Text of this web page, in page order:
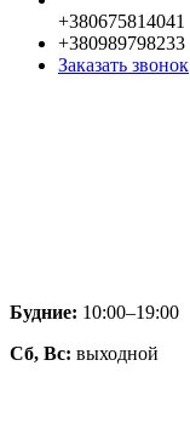
+380675814041
+380989798233
Заказать звонок
Будние: 10:00–19:00
Сб, Вс: выходной